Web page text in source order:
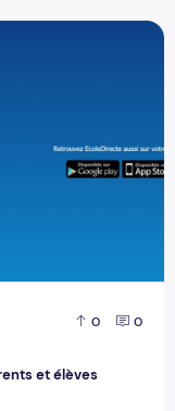
0 0
et élèves
et élèves